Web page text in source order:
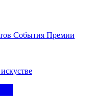
События Премии